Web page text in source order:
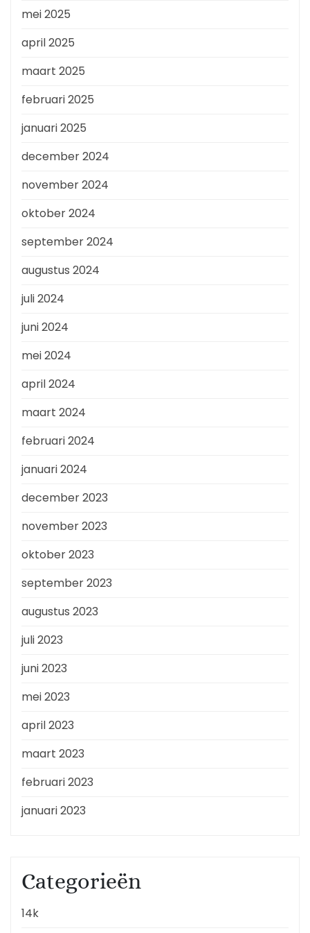
mei 2025
april 2025
maart 2025
februari 2025
januari 2025
december 2024
november 2024
oktober 2024
september 2024
augustus 2024
juli 2024
juni 2024
mei 2024
april 2024
maart 2024
februari 2024
januari 2024
december 2023
november 2023
oktober 2023
september 2023
augustus 2023
juli 2023
juni 2023
mei 2023
april 2023
maart 2023
februari 2023
januari 2023
Categorieën
14k